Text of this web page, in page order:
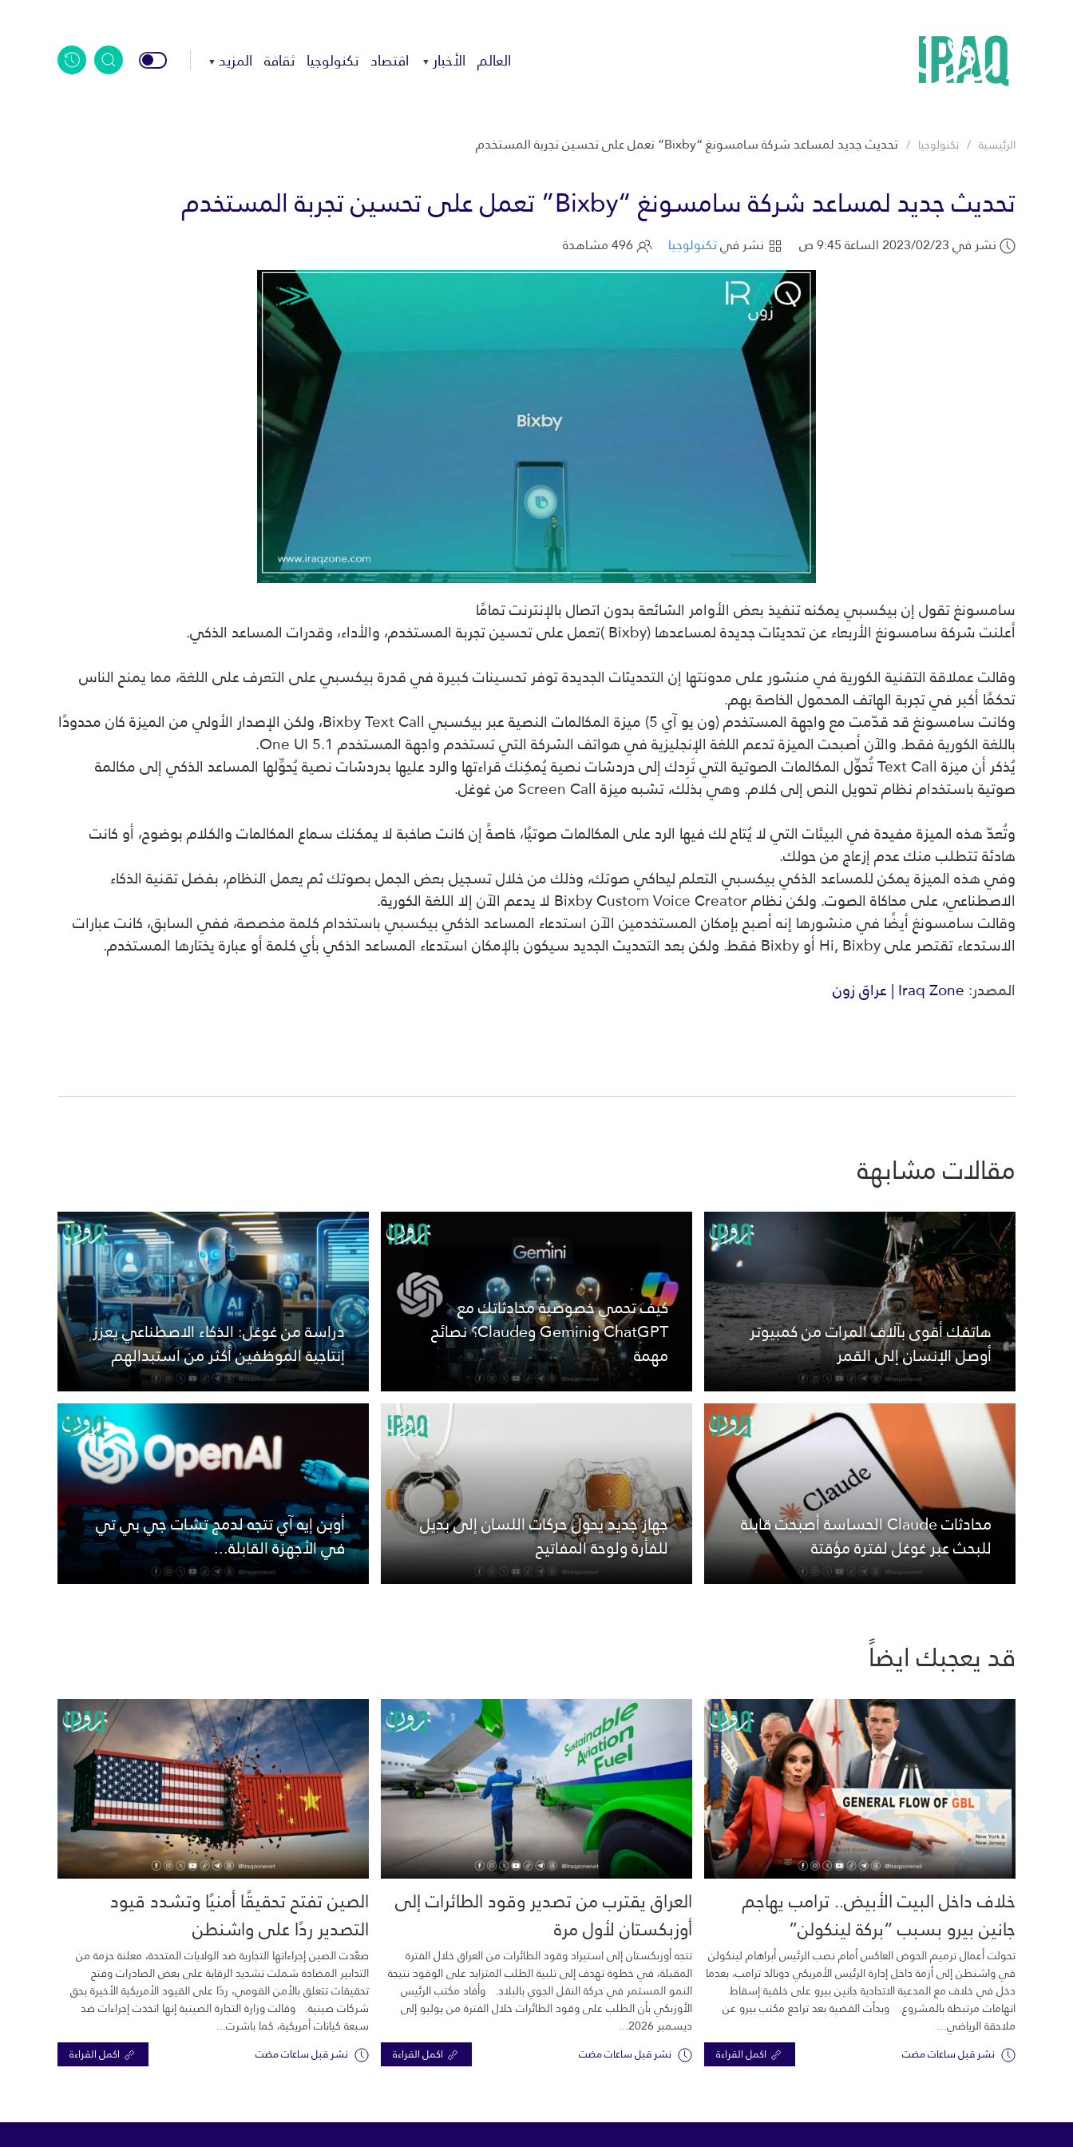
العالم الأخبار اقتصاد تكنولوجيا ثقافة المزيد
الرئيسية تكنولوجيا تحديث جديد لمساعد شركة سامسونغ “Bixby” تعمل على تحسين تجربة المستخدم
تحديث جديد لمساعد شركة سامسونغ “Bixby” تعمل على تحسين تجربة المستخدم
نشر في 2023/02/23 الساعة 9:45 ص نشر فيتكنولوجيا
سامسونغ تقول إن بيكسبي يمكنه تنفيذ بعض الأوامر الشائعة بدون اتصال بالإنترنت تمامًا
أعلنت شركة سامسونغ الأربعاء عن تحديثات جديدة لمساعدها (Bixby)تعمل على تحسين تجربة المستخدم، والأداء، وقدرات المساعد الذكي.
وقالت عملاقة التقنية الكورية في منشور على مدونتها إن التحديثات الجديدة توفر تحسينات كبيرة في قدرة بيكسبي على التعرف على اللغة، مما يمنح الناس
تحكمًا أكبر في تجربة الهاتف المحمول الخاصة بهم.
وكانت سامسونغ قد قدّمت مع واجهة المستخدم (ون يو آي 5) ميزة المكالمات النصية عبر بيكسبي ، ولكن الإصدار الأولي من الميزة كان محدودًا
باللغة الكورية فقط. والآن أصبحت الميزة تدعم اللغة الإنجليزية في هواتف الشركة التي تستخدم واجهة المستخدم
يُذكر أن ميزة تُحوِّل المكالمات الصوتية التي تَرِدك إلى دردشات نصية يُمكِنك قراءتها والرد عليها بدردشات نصية يُحوِّلها المساعد الذكي إلى مكالمة
صوتية باستخدام نظام تحويل النص إلى كلام. وهي بذلك، تشبه ميزة من غوغل.
وتُعدّ هذه الميزة مفيدة في البيئات التي لا يُتاح لك فيها الرد على المكالمات صوتيًا، خاصةً إن كانت صاخبة لا يمكنك سماع المكالمات والكلام بوضوح، أو كانت
هادئة تتطلب منك عدم إزعاج من حولك.
وفي هذه الميزة يمكن للمساعد الذكي بيكسبي التعلم ليحاكي صوتك، وذلك من خلال تسجيل بعض الجمل بصوتك ثم يعمل النظام، بفضل تقنية الذكاء
الاصطناعي، على محاكاة الصوت. ولكن نظام لا يدعم الآن إلا اللغة الكورية.
وقالت سامسونغ أيضًا في منشورها إنه أصبح بإمكان المستخدمين الآن استدعاء المساعد الذكي بيكسبي باستخدام كلمة مخصصة، ففي السابق، كانت عبارات
الاستدعاء تقتصر على أو فقط. ولكن بعد التحديث الجديد سيكون بالإمكان استدعاء المساعد الذكي بأي كلمة أو عبارة يختارها المستخدم.
المصدر:Iraq Zone | عراق زون
مقالات مشابهة
هاتفك أقوى بآلاف المرات من كمبيوتر
أوصل الإنسان إلى القمر
كيف تحمي خصوصية محادثاتك مع
ChatGPT وGemini وClaude؟ نصائح
مهمة
دراسة من غوغل: الذكاء الاصطناعي يعزز
إنتاجية الموظفين أكثر من استبدالهم
محادثات Claude الحساسة أصبحت قابلة
للبحث عبر غوغل لفترة مؤقتة
جهاز جديد يحول حركات اللسان إلى بديل
للفأرة ولوحة المفاتيح
أوبن إيه آي تتجه لدمج تشات جي بي تي
في الأجهزة القابلة...
قد يعجبك ايضاً
خلاف داخل البيت الأبيض.. ترامب يهاجم
جانين بيرو بسبب “بركة لينكولن”
تحولت أعمال ترميم الحوض العاكس أمام نصب الرئيس أبراهام لينكولن
في واشنطن إلى أزمة داخل إدارة الرئيس الأمريكي دونالد ترامب، بعدما
دخل في خلاف مع المدعية الاتحادية جانين بيرو على خلفية إسقاط
اتهامات مرتبطة بالمشروع. وبدأت القضية بعد تراجع مكتب بيرو عن
ملاحقة الرياضي...
نشر قبل ساعات مضت اكمل القراءة
العراق يقترب من تصدير وقود الطائرات إلى
أوزبكستان لأول مرة
تتجه أوزبكستان إلى استيراد وقود الطائرات من العراق خلال الفترة
المقبلة، في خطوة تهدف إلى تلبية الطلب المتزايد على الوقود نتيجة
النمو المستمر في حركة النقل الجوي بالبلاد. وأفاد مكتب الرئيس
الأوزبكي بأن الطلب على وقود الطائرات خلال الفترة من يوليو إلى
ديسمبر 2026...
نشر قبل ساعات مضت اكمل القراءة
الصين تفتح تحقيقًا أمنيًا وتشدد قيود
التصدير ردًا على واشنطن
صعّدت الصين إجراءاتها التجارية ضد الولايات المتحدة، معلنة حزمة من
التدابير المضادة شملت تشديد الرقابة على بعض الصادرات وفتح
تحقيقات تتعلق بالأمن القومي، ردًا على القيود الأمريكية الأخيرة بحق
شركات صينية. وقالت وزارة التجارة الصينية إنها اتخذت إجراءات ضد
سبعة كيانات أمريكية، كما باشرت...
نشر قبل ساعات مضت اكمل القراءة